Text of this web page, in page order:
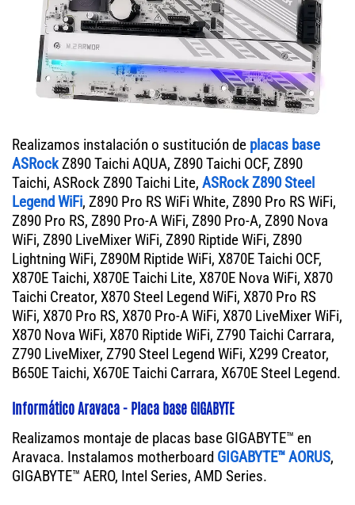
Realizamos instalación o sustitución de placas base
ASRockZ890 Taichi AQUA, Z890 Taichi OCF, Z890
Taichi, ASRock Z890 Taichi Lite, ASRock Z890 Steel
Legend WiFi, Z890 Pro RS WiFi White, Z890 Pro RS WiFi,
Z890 Pro RS, Z890 Pro-A WiFi, Z890 Pro-A, Z890 Nova
WiFi, Z890 LiveMixer WiFi, Z890 Riptide WiFi, Z890
Lightning WiFi, Z890M Riptide WiFi, X870E Taichi OCF,
X870E Taichi, X870E Taichi Lite, X870E Nova WiFi, X870
Taichi Creator, X870 Steel Legend WiFi, X870 Pro RS
WiFi, X870 Pro RS, X870 Pro-A WiFi, X870 LiveMixer WiFi,
X870 Nova WiFi, X870 Riptide WiFi, Z790 Taichi Carrara,
Z790 LiveMixer, Z790 Steel Legend WiFi, X299 Creator,
B650E Taichi, X670E Taichi Carrara, X670E Steel Legend.
Informático Aravaca - Placa base GIGABYTE
Realizamos montaje de placas base GIGABYTE™ en
Aravaca. Instalamos motherboard GIGABYTE™ AORUS,
GIGABYTE™ AERO, Intel Series, AMD Series.